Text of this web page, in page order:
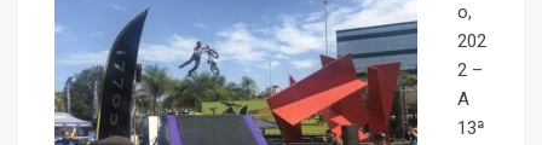
o,
202
2 –
A
13ª